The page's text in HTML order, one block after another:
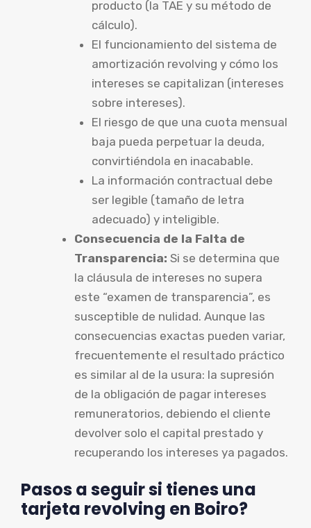
producto (la TAE y su método de
cálculo).
El funcionamiento del sistema de
amortización revolving y cómo los
intereses se capitalizan (intereses
sobre intereses).
El riesgo de que una cuota mensual
baja pueda perpetuar la deuda,
convirtiéndola en inacabable.
La información contractual debe
ser legible (tamaño de letra
adecuado) y inteligible.
Consecuencia de la Falta de
Transparencia: Si se determina que
la cláusula de intereses no supera
este “examen de transparencia”, es
susceptible de nulidad. Aunque las
consecuencias exactas pueden variar,
frecuentemente el resultado práctico
es similar al de la usura: la supresión
de la obligación de pagar intereses
remuneratorios, debiendo el cliente
devolver solo el capital prestado y
recuperando los intereses ya pagados.
Pasos a seguir si tienes una
tarjeta revolving en Boiro?